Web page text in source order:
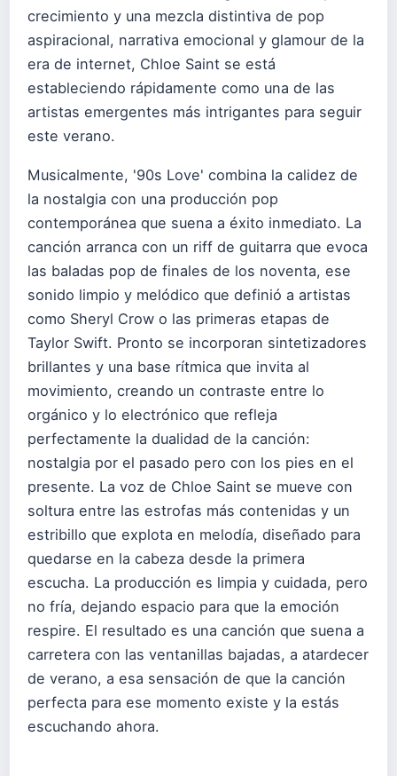
crecimiento y una mezcla distintiva de pop
aspiracional, narrativa emocional y glamour de la
era de internet, Chloe Saint se está
estableciendo rápidamente como una de las
artistas emergentes más intrigantes para seguir
este verano.
Musicalmente, '90s Love' combina la calidez de
la nostalgia con una producción pop
contemporánea que suena a éxito inmediato. La
canción arranca con un riff de guitarra que evoca
las baladas pop de finales de los noventa, ese
sonido limpio y melódico que definió a artistas
como Sheryl Crow o las primeras etapas de
Taylor Swift. Pronto se incorporan sintetizadores
brillantes y una base rítmica que invita al
movimiento, creando un contraste entre lo
orgánico y lo electrónico que refleja
perfectamente la dualidad de la canción:
nostalgia por el pasado pero con los pies en el
presente. La voz de Chloe Saint se mueve con
soltura entre las estrofas más contenidas y un
estribillo que explota en melodía, diseñado para
quedarse en la cabeza desde la primera
escucha. La producción es limpia y cuidada, pero
no fría, dejando espacio para que la emoción
respire. El resultado es una canción que suena a
carretera con las ventanillas bajadas, a atardecer
de verano, a esa sensación de que la canción
perfecta para ese momento existe y la estás
escuchando ahora.